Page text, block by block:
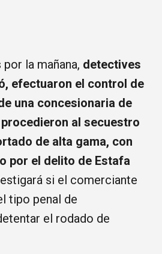
la mañana, detectives
efectuaron el control de
una concesionaria de
al secuestro
de alta gama, con
por el delito de Estafa
si el comerciante
tipo penal de
el rodado de